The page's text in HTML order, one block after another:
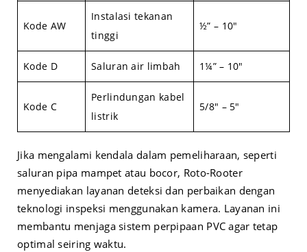
Kode AW
Instalasi tekanan
tinggi
½” – 10″
Kode D Saluran air limbah 1¼” – 10″
Kode C
Perlindungan kabel
listrik
5/8″ – 5″
Jika mengalami kendala dalam pemeliharaan, seperti
saluran pipa mampet atau bocor, Roto-Rooter
menyediakan layanan deteksi dan perbaikan dengan
teknologi inspeksi menggunakan kamera. Layanan ini
membantu menjaga sistem perpipaan PVC agar tetap
optimal seiring waktu.